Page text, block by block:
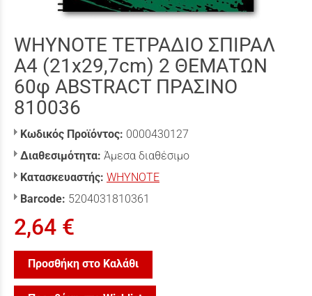
WHYNOTE ΤΕΤΡΑΔΙΟ ΣΠΙΡΑΛ
Α4 (21x29,7cm) 2 ΘΕΜΑΤΩΝ
60φ ABSTRACT ΠΡΑΣΙΝΟ
810036
Κωδικός Προϊόντος: 0000430127
Διαθεσιμότητα: Άμεσα διαθέσιμο
Κατασκευαστής: WHYNOTE
Barcode: 5204031810361
2,64 €
Προσθήκη στο Καλάθι